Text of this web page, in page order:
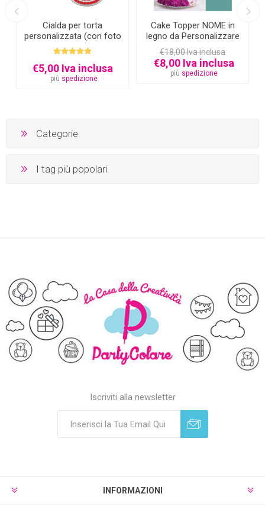
Cialda per torta
personalizzata (con foto
e testo)
€5,00 Iva inclusa
più spedizione
Cake Topper NOME in
legno da Personalizzare
€18,00 Iva inclusa
€8,00 Iva inclusa
più spedizione
Categorie
I tag più popolari
Iscriviti alla newsletter
INFORMAZIONI